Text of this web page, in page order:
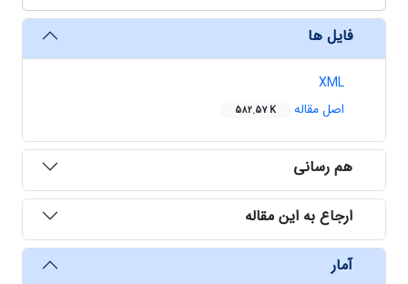
فایل ها
XML
اصل مقاله
582.57 K
هم رسانی
ارجاع به این مقاله
آمار